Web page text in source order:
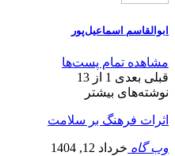
ابوالقاسم اسماعیل‌پور
مشاهده تمام پست‌ها
قبلی بعدی 1 از 13
نوشته‌های بیشتر
اثرات فرهنگ بر سلامت
وب گاه خرداد 12, 1404